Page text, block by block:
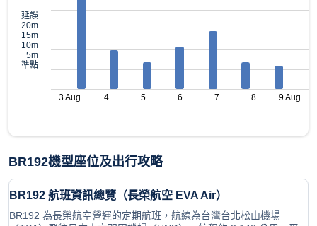
延誤
20m
15m
10m
5m
準點
3 Aug 4 5 6 7 8 9 Aug
BR192機型座位及出行攻略
BR192 航班資訊總覽（長榮航空 EVA Air）
BR192 為長榮航空營運的定期航班，航線為台灣台北松山機場